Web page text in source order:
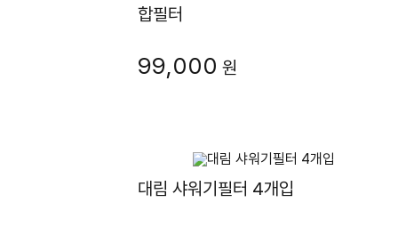
합필터
99,000 원
대림 샤워기필터 4개입